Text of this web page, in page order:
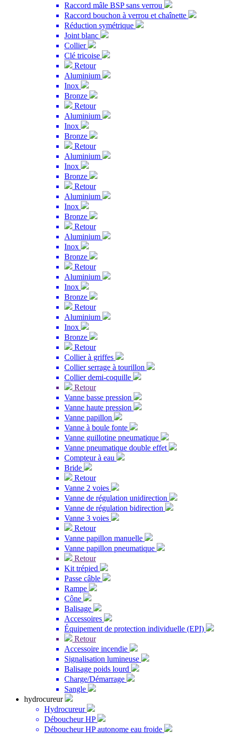
Raccord mâle BSP sans verrou
Raccord bouchon à verrou et chaînette
Réduction symétrique
Joint blanc
Collier
Clé tricoise
Retour
Aluminium
Inox
Bronze
Retour
Aluminium
Inox
Bronze
Retour
Aluminium
Inox
Bronze
Retour
Aluminium
Inox
Bronze
Retour
Aluminium
Inox
Bronze
Retour
Aluminium
Inox
Bronze
Retour
Aluminium
Inox
Bronze
Retour
Collier à griffes
Collier serrage à tourillon
Collier demi-coquille
Retour
Vanne basse pression
Vanne haute pression
Vanne papillon
Vanne à boule fonte
Vanne guillotine pneumatique
Vanne pneumatique double effet
Compteur à eau
Bride
Retour
Vanne 2 voies
Vanne de régulation unidirection
Vanne de régulation bidirection
Vanne 3 voies
Retour
Vanne papillon manuelle
Vanne papillon pneumatique
Retour
Kit trépied
Passe câble
Rampe
Cône
Balisage
Accessoires
Équipement de protection individuelle (EPI)
Retour
Accessoire incendie
Signalisation lumineuse
Balisage poids lourd
Charge/Démarrage
Sangle
hydrocureur
Hydrocureur
Déboucheur HP
Déboucheur HP autonome eau froide